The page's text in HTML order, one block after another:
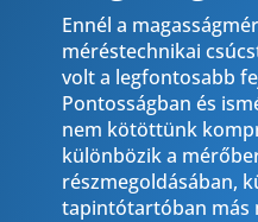
Ennél a
méréstechnikai
volt a legfontosabb
Pontosságban és
nem kötöttünk
különbözik a
részmegoldásában,
tapintótartóban más